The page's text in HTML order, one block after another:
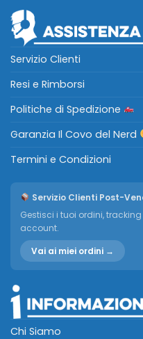
Servizio Clienti
Resi e Rimborsi
Politiche di Spedizione
Garanzia Il Covo del Nerd
Termini e Condizioni
Servizio Clienti Post-
Gestisci i tuoi ordini,
account.
Vai ai miei ordini →
Chi Siamo